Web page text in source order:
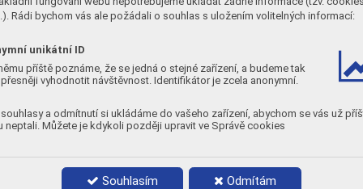
Rádi bychom vás ale požádali o souhlas s uložením volitelných informací:
unikátní ID
příště poznáme, že se jedná o stejné zařízení, a budeme tak
vyhodnotit návštěvnost. Identifikátor je zcela anonymní.
a odmítnutí si ukládáme do vašeho zařízení, abychom se vás už
neptali. Můžete je kdykoli později upravit ve Správě cookies
Souhlasím Odmítám
10
CHEMICKÉ SLOŽENÍ
MECHANICKÉ VLASTNOSTI
AW : po svaření
PLYN: I1
POLOHY: